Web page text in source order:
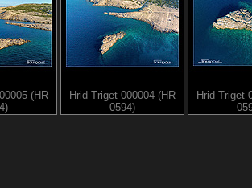
(HR
Hrid Triget 000004 (HR
0594)
Hrid Triget